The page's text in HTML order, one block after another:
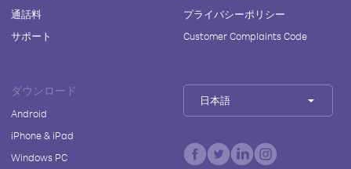
通話料
サポート
プライバシーポリシー
Customer Complaints Code
ダウンロード
Android
iPhone & iPad
Windows PC
日本語